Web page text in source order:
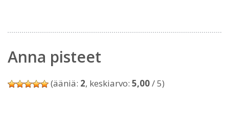
Anna pisteet
(ääniä: 2, keskiarvo: 5,00/ 5)